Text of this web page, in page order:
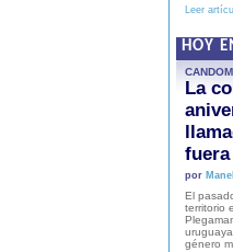
Leer
HOY
La
por
El
territorio
género